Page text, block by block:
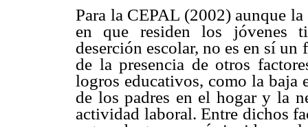
Para la CEPAL (2002) aunque
en que residen los jóvenes
deserción escolar, no es en sí
de la presencia de otros
logros educativos, como la baja
de los padres en el hogar y la
actividad laboral. Entre dichos